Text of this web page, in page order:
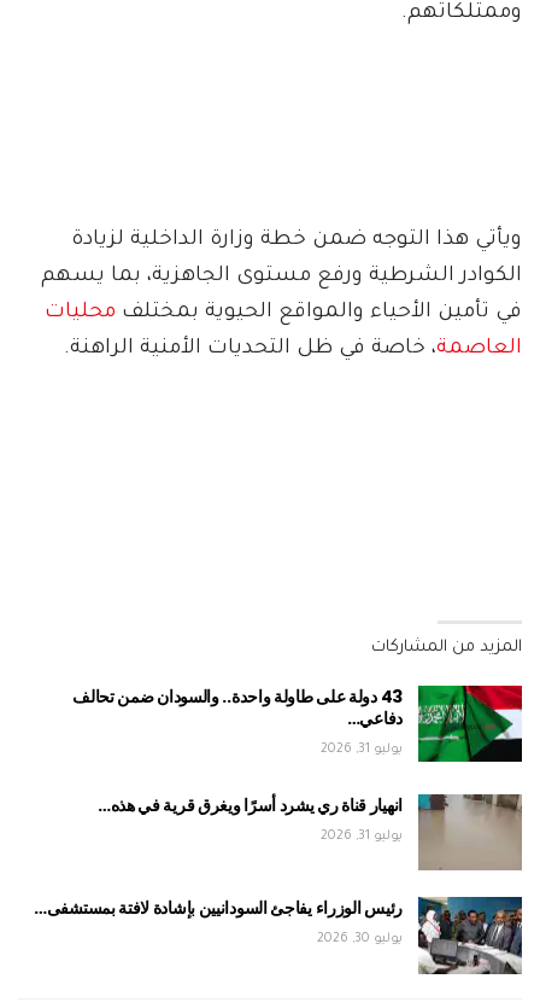
وممتلكاتهم.
ويأتي هذا التوجه ضمن خطة وزارة الداخلية لزيادة
الكوادر الشرطية ورفع مستوى الجاهزية، بما يسهم
في تأمين الأحياء والمواقع الحيوية بمختلف محليات
العاصمة، خاصة في ظل التحديات الأمنية الراهنة.
المزيد من المشاركات
43 دولة على طاولة واحدة.. والسودان ضمن تحالف
دفاعي…
يوليو 31, 2026
انهيار قناة ري يشرد أسرًا ويغرق قرية في هذه…
يوليو 31, 2026
رئيس الوزراء يفاجئ السودانيين بإشادة لافتة بمستشفى…
يوليو 30, 2026